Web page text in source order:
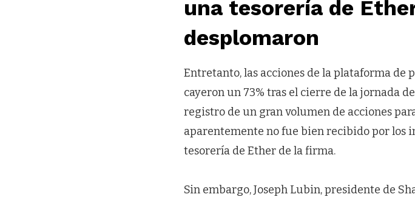
una tesorería de
desplomaron
Entretanto, las acciones de la plataforma
cayeron un 73% tras el cierre de la jornada
registro de un gran volumen de acciones
aparentemente no fue bien recibido por los
tesorería de Ether de la firma.
Sin embargo, Joseph Lubin, presidente de